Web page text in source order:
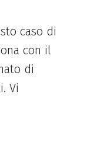
caso di
con il
di
Vi